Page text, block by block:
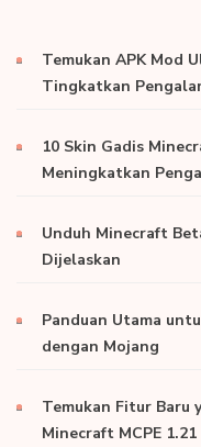
Temukan APK Mod
Tingkatkan
10 Skin Gadis
Meningkatkan
Unduh Minecraft
Dijelaskan
Panduan Utama
dengan Mojang
Temukan Fitur Baru
Minecraft MCPE 1.21